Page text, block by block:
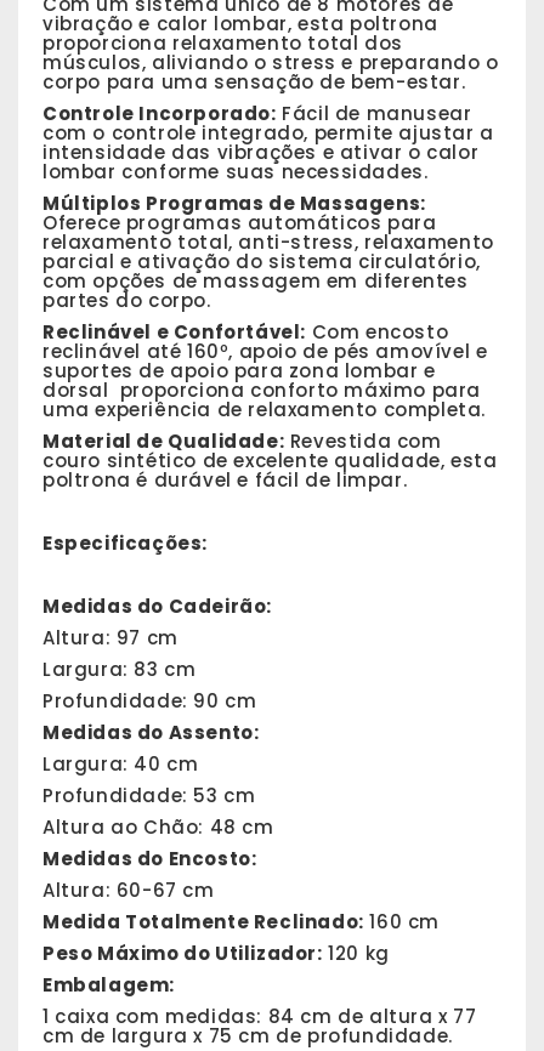
vibração e calor lombar, esta poltrona
proporciona relaxamento total dos
músculos, aliviando o stress e preparando o
corpo para uma sensação de bem-estar.
Controle Incorporado: Fácil de manusear
com o controle integrado, permite ajustar a
intensidade das vibrações e ativar o calor
lombar conforme suas necessidades.
Múltiplos Programas de Massagens:
Oferece programas automáticos para
relaxamento total, anti-stress, relaxamento
parcial e ativação do sistema circulatório,
com opções de massagem em diferentes
partes do corpo.
Reclinável e Confortável: Com encosto
reclinável até 160º, apoio de pés amovível e
suportes de apoio para zona lombar e
dorsal proporciona conforto máximo para
uma experiência de relaxamento completa.
Material de Qualidade: Revestida com
couro sintético de excelente qualidade, esta
poltrona é durável e fácil de limpar.
Especificações:
Medidas do Cadeirão:
Altura: 97 cm
Largura: 83 cm
Profundidade: 90 cm
Medidas do Assento:
Largura: 40 cm
Profundidade: 53 cm
Altura ao Chão: 48 cm
Medidas do Encosto:
Altura: 60-67 cm
Medida Totalmente Reclinado: 160 cm
Peso Máximo do Utilizador: 120 kg
Embalagem:
1 caixa com medidas: 84 cm de altura x 77
cm de largura x 75 cm de profundidade.